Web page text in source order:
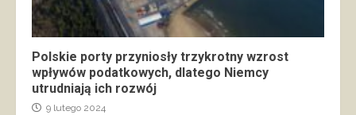
Polskie porty przyniosły trzykrotny wzrost
wpływów podatkowych, dlatego Niemcy
utrudniają ich rozwój
9 lutego 2024